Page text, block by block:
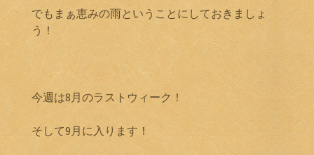
でもまぁ恵みの雨ということにしておきましょ
う！
今週は8月のラストウィーク！
そして9月に入ります！